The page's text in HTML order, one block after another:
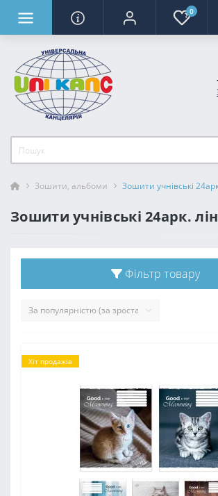
0
Зошити, альбоми Зошити учнівські
Зошити учнівські 24арк.
Фільтр товару
Хіт продажів